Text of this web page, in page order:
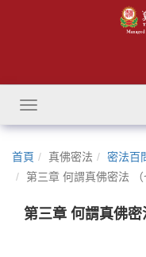
Toggle
navigation
首頁 真佛密法
密法百
第三章 何謂真佛密法
第三章 何謂真佛